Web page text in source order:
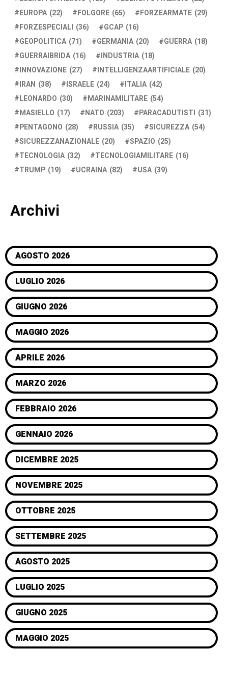
EUROPA (22) FOLGORE (65) FORZEARMATE (29)
FORZESPECIALI (36) GCAP (16)
GEOPOLITICA (71) GERMANIA (20) GUERRA (18)
GUERRAIBRIDA (16) INDUSTRIA (18)
INNOVAZIONE (27) INTELLIGENZAARTIFICIALE (20)
IRAN (38) ISRAELE (24) ITALIA (42)
LEONARDO (30) MARINAMILITARE (54)
MASIELLO (17) NATO (203) PARACADUTISTI (31)
PENTAGONO (28) RUSSIA (35) SICUREZZA (54)
SICUREZZANAZIONALE (20) SPAZIO (25)
TECNOLOGIA (32) TECNOLOGIAMILITARE (16)
TRUMP (19) UCRAINA (82) USA (39)
Archivi
AGOSTO 2026
LUGLIO 2026
GIUGNO 2026
MAGGIO 2026
APRILE 2026
MARZO 2026
FEBBRAIO 2026
GENNAIO 2026
DICEMBRE 2025
NOVEMBRE 2025
OTTOBRE 2025
SETTEMBRE 2025
AGOSTO 2025
LUGLIO 2025
GIUGNO 2025
MAGGIO 2025